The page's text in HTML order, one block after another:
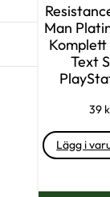
Man
Komplett
Text
39
Lägg i